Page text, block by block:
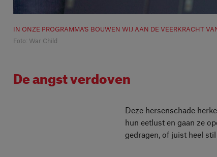
IN ONZE PROGRAMMA'S BOUWEN WIJ AAN DE VEERKRACHT
Foto: War Child
De angst verdoven
Deze hersenschade
hun eetlust en gaan ze
gedragen, of juist heel